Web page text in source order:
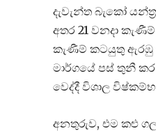
දැවැන්ත බැකෝ
අතර 21 වනදා
කැණීම් කටයුතු ඇරඹු
මාර්ගයේ පස් තුනී
වෙද්දී විශාල
අනතුරුව, එම කළු